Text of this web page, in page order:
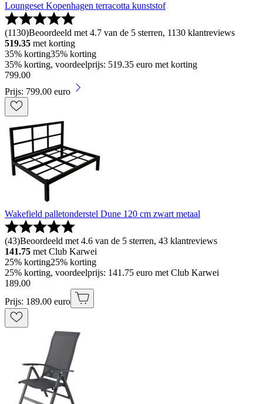
Loungeset Kopenhagen terracotta kunststof
(1130)Beoordeeld met 4.7 van de 5 sterren, 1130 klantreviews
519.35 met korting
35% korting35% korting
35% korting, voordeelprijs: 519.35 euro met korting
799.00
Prijs: 799.00 euro
Wakefield palletonderstel Dune 120 cm zwart metaal
(43)Beoordeeld met 4.6 van de 5 sterren, 43 klantreviews
141.75 met Club Karwei
25% korting25% korting
25% korting, voordeelprijs: 141.75 euro met Club Karwei
189.00
Prijs: 189.00 euro